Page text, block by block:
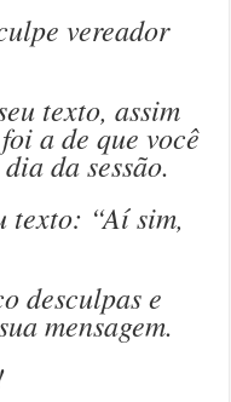
vereador
texto, assim
a de que você
da sessão.
texto: “Aí sim,
desculpas e
mensagem.